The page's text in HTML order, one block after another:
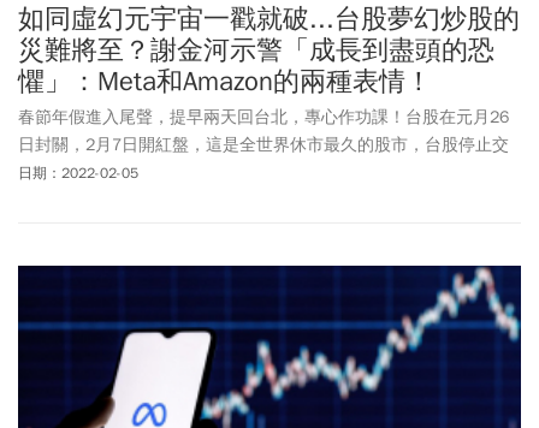
如同虛幻元宇宙一戳就破...台股夢幻炒股的
災難將至？謝金河示警「成長到盡頭的恐
懼」：Meta和Amazon的兩種表情！
春節年假進入尾聲，提早兩天回台北，專心作功課！台股在元月26
日封關，2月7日開紅盤，這是全世界休市最久的股市，台股停止交
易這段期間，以美國為首的股市又有大變化。
日期：2022-02-05